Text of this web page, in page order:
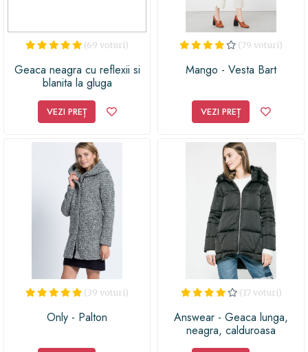
(69 voturi)
Geaca neagra cu reflexii si
blanita la gluga
VEZI PREȚ
(79 voturi)
Mango - Vesta Bart
VEZI PREȚ
(39 voturi)
Only - Palton
(17 voturi)
Answear - Geaca lunga,
neagra, calduroasa